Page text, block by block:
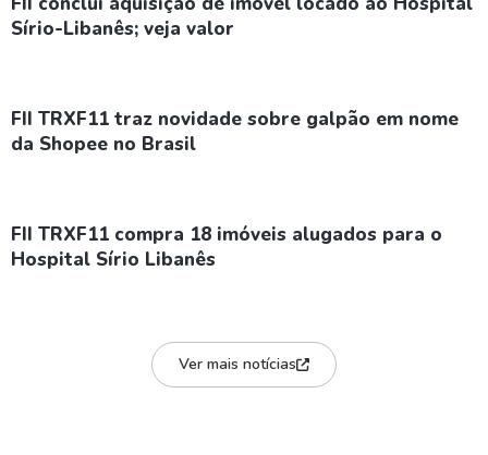
Sírio-Libanês; veja valor
FII TRXF11 traz novidade sobre galpão em nome
da Shopee no Brasil
FII TRXF11 compra 18 imóveis alugados para o
Hospital Sírio Libanês
Ver mais notícias